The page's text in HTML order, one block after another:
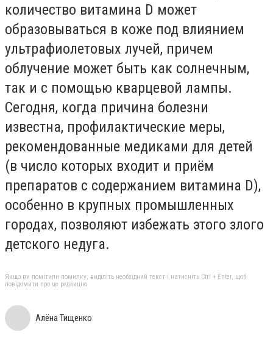
количество витамина D может
образовываться в коже под влиянием
ультрафиолетовых лучей, причем
облучение может быть как солнечным,
так и с помощью кварцевой лампы.
Сегодня, когда причина болезни
известна, профилактические меры,
рекомендованные медиками для детей
(в число которых входит и приём
препаратов с содержанием витамина D),
особенно в крупных промышленных
городах, позволяют избежать этого злого
детского недуга.
Якщо ви помітили помилку, виділіть необхідний текст і натисніть Ctrl + Enter, щоб
повідомити про це редакцію
Алёна Тищенко